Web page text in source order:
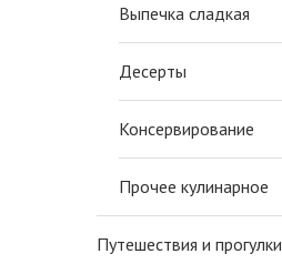
Выпечка сладкая
Десерты
Консервирование
Прочее кулинарное
Путешествия и прогулки